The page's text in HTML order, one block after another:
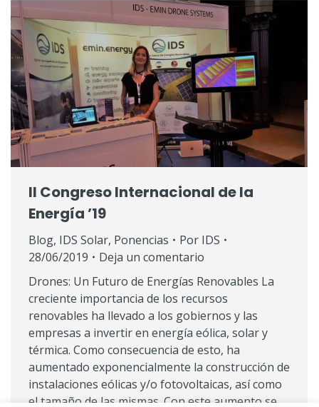
II Congreso Internacional de la
Energía ’19
Blog, IDS Solar, Ponencias Por IDS
28/06/2019
Deja un comentario
Drones: Un Futuro de Energías Renovables La
creciente importancia de los recursos
renovables ha llevado a los gobiernos y las
empresas a invertir en energía eólica, solar y
térmica. Como consecuencia de esto, ha
aumentado exponencialmente la construcción de
instalaciones eólicas y/o fotovoltaicas, así como
el tamaño de las mismas. Con este aumento se